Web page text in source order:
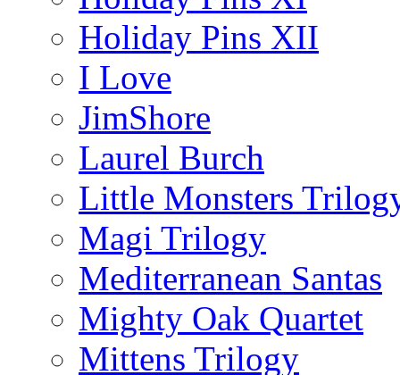
Holiday Pins XII
I Love
JimShore
Laurel Burch
Little Monsters
Magi Trilogy
Mediterranean Santas
Mighty Oak Quartet
Mittens Trilogy